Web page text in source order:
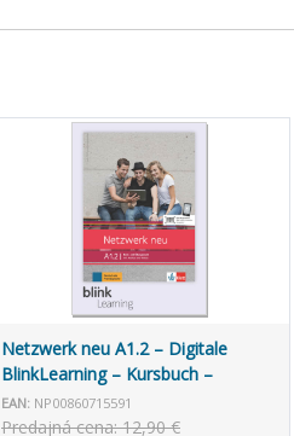
Netzwerk neu A1.2 – Digitale
BlinkLearning – Kursbuch –
Unterrichtende (3 roky)
EAN: NP00860715591
Predajná cena: 12,90 €